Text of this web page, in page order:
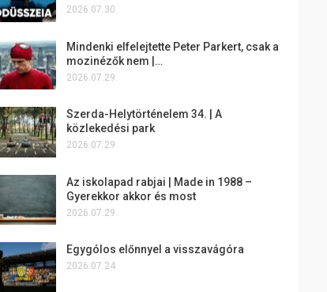
2026.07.30.
Mindenki elfelejtette Peter Parkert, csak a
mozinézők nem |…
2026.07.29.
Szerda-Helytörténelem 34. | A
közlekedési park
2026.07.29.
Az iskolapad rabjai | Made in 1988 –
Gyerekkor akkor és most
2026.07.29.
Egygólos előnnyel a visszavágóra
2026.07.24.